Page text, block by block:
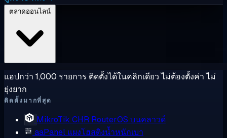
แอปกว่า 1,000 รายการ ติดตั้งได้ในคลิกเดียว ไม่ต้องตั้งค่า ไม่
ยุ่งยาก
ติดตั้งมากที่สุด
MikroTik CHR RouterOS บนคลาวด์
aaPanel แผงโฮสติงน้ำหนักเบา